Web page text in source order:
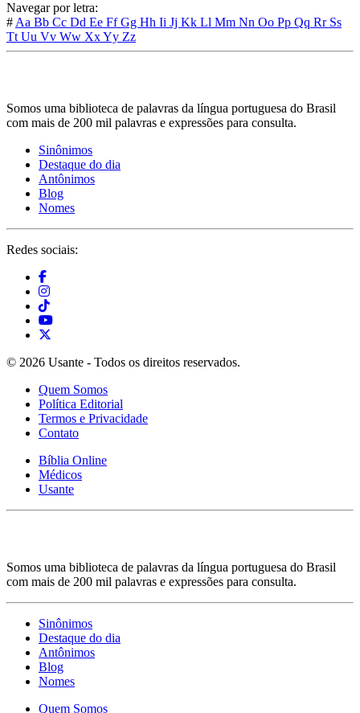
Navegar por letra:
# Aa Bb Cc Dd Ee FfGg Hh Ii Jj Kk Ll Mm Nn Oo Pp Qq Rr Ss
Tt Uu Vv Ww XxYy Zz
Somos uma biblioteca de palavras da língua portuguesa do Brasil
com mais de 200 mil palavras e expressões para consulta.
Sinônimos
Destaque do dia
Antônimos
Blog
Nomes
Redes sociais:
© 2026 Usante - Todos os direitos reservados.
Quem Somos
Política Editorial
Termos e Privacidade
Contato
Bíblia Online
Médicos
Usante
Somos uma biblioteca de palavras da língua portuguesa do Brasil
com mais de 200 mil palavras e expressões para consulta.
Sinônimos
Destaque do dia
Antônimos
Blog
Nomes
Quem Somos